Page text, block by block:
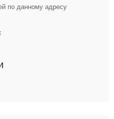
по данному адресу